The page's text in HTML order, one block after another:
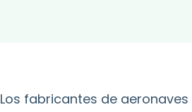
Los fabricantes de